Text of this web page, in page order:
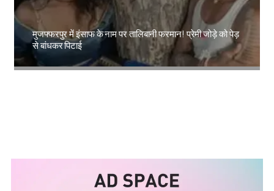
मुजफ्फरपुर में इंसाफ के नाम पर तालिबानी फरमान! प्रेमी जोड़े को पेड़
से बांधकर पिटाई
Amit Lekh